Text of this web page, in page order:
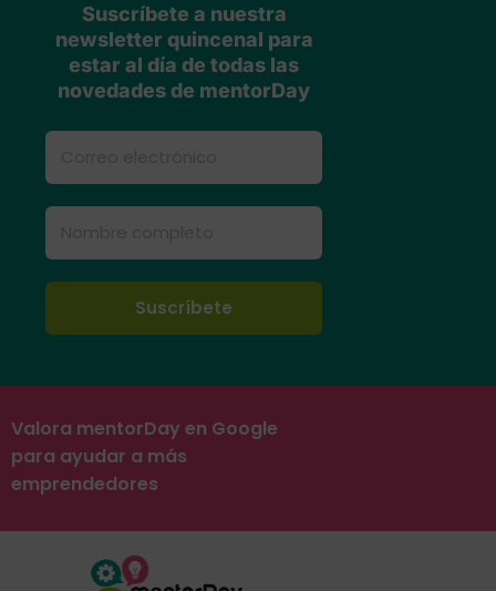
Suscríbete a nuestra
newsletter quincenal para
estar al día de todas las
novedades de mentorDay
Valora mentorDay en Google
para ayudar a más
emprendedores